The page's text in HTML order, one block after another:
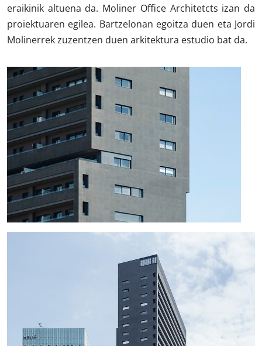
eraikinik altuena da. Moliner Office Architetcts izan da
proiektuaren egilea. Bartzelonan egoitza duen eta Jordi
Molinerrek zuzentzen duen arkitektura estudio bat da.